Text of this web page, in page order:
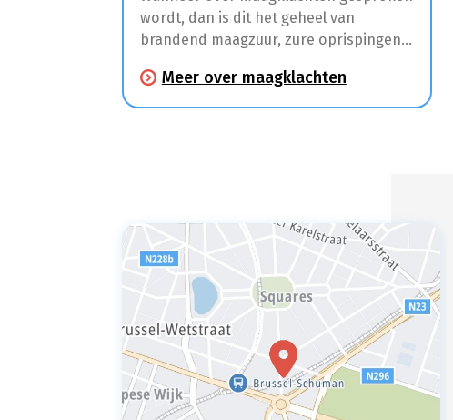
wordt, dan is dit het geheel van
brandend maagzuur, zure oprispingen
spijsverteringsproblemen.
Meer over maagklachten